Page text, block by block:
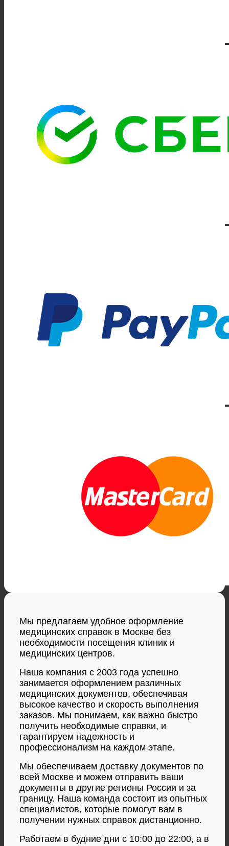
Мы предлагаем удобное оформление
медицинских справок в Москве без
необходимости посещения клиник и
медицинских центров.
Наша компания с 2003 года успешно
занимается оформлением различных
медицинских документов, обеспечивая
высокое качество и скорость выполнения
заказов. Мы понимаем, как важно быстро
получить необходимые справки, и
гарантируем надежность и
профессионализм на каждом этапе.
Мы обеспечиваем доставку документов по
всей Москве и можем отправить ваши
документы в другие регионы России и за
границу. Наша команда состоит из опытных
специалистов, которые помогут вам в
получении нужных справок дистанционно.
Работаем в будние дни с 10:00 до 22:00, а в